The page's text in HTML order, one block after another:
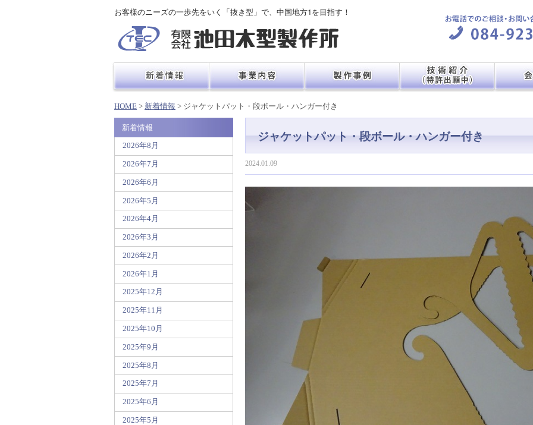
お客様のニーズの一歩先をいく「抜き型」で、中国地方1を目指す！
HOME > 新着情報 > ジャケットパット・段ボール・ハンガー付き
ジャケットパット・段ボール・ハンガー付き
2024.01.09
新着情報
2026年8月
2026年7月
2026年6月
2026年5月
2026年4月
2026年3月
2026年2月
2026年1月
2025年12月
2025年11月
2025年10月
2025年9月
2025年8月
2025年7月
2025年6月
2025年5月